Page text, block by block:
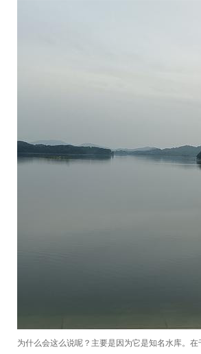
为什么会这么说呢？主要是因为它是知名水库。